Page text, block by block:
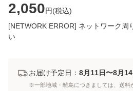
2,050円(税込)
[NETWORK ERROR] ネットワーク周
い
お届け予定日： 8月11日〜8月14
※一部地域・離島につきましては、送料